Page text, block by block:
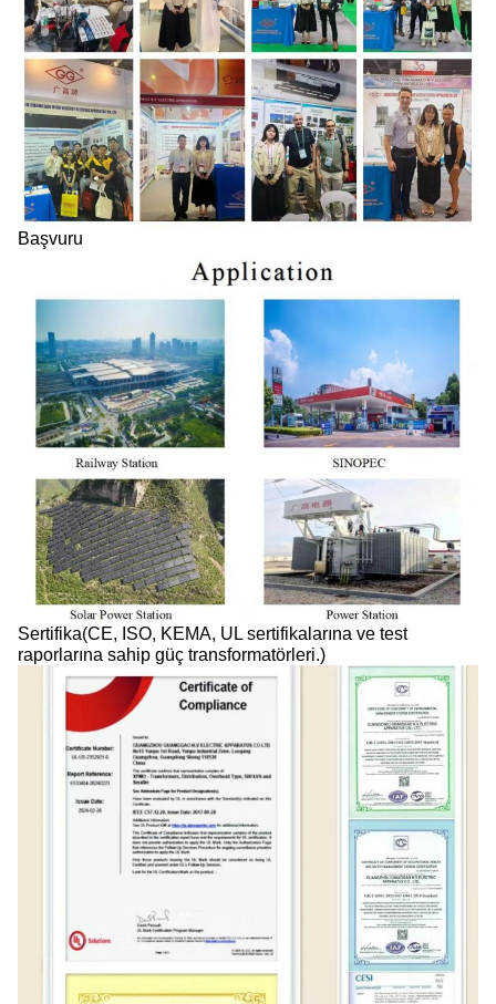
Başvuru
Sertifika(CE, ISO, KEMA, UL sertifikalarına ve test
raporlarına sahip güç transformatörleri.)